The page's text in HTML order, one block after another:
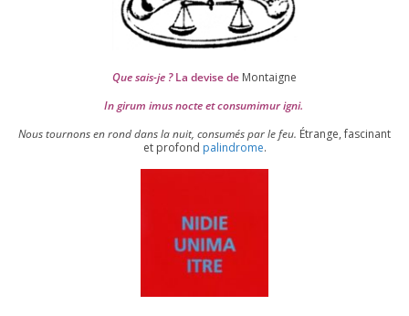
Que sais-je ?La devise de Montaigne
In girum imus nocte et consu­mi­mur igni.
Nous tour­nons en rond dans la nuit, consu­més par le feu. Étrange, fas­ci­nant
et pro­fond palin­drome.